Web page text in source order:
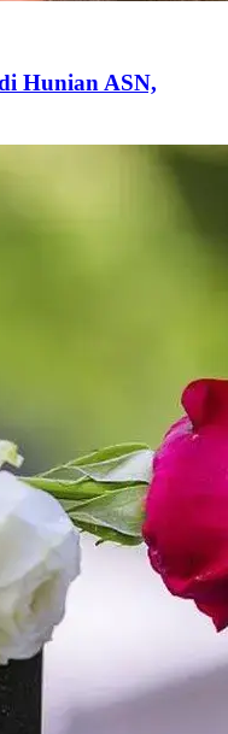
Hunian ASN,